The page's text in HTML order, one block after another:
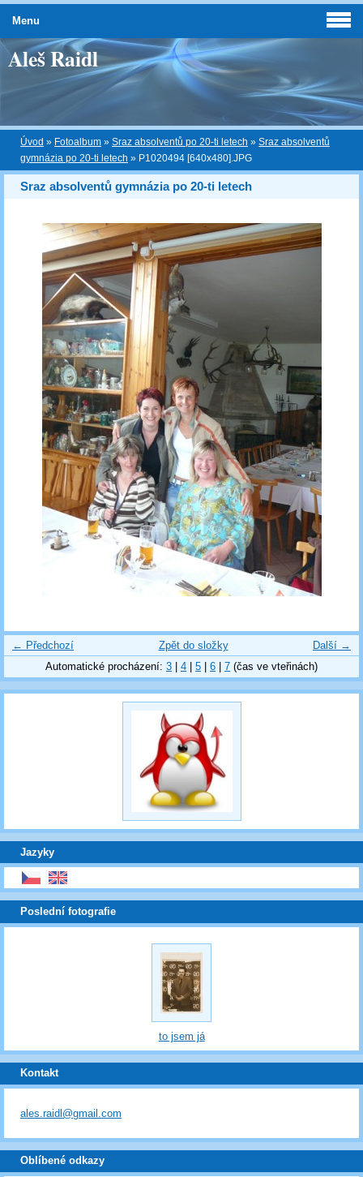
Aleš Raidl
Úvod » Fotoalbum » Sraz absolventů po 20-ti letech » Sraz absolventů
gymnázia po 20-ti letech » P1020494 [640x480].JPG
Sraz absolventů gymnázia po 20-ti letech
← Předchozí Další →
Zpět do složky
Automatické procházení: 3 4 5 6 7 (čas ve vteřinách)
Jazyky
Menu
Poslední fotografie
to jsem já
Kontakt
ales.raidl@gmail.com
Oblíbené odkazy